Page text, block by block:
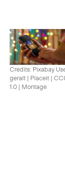
Credits: Pixabay
geralt | Placeit |
1.0 | Montage